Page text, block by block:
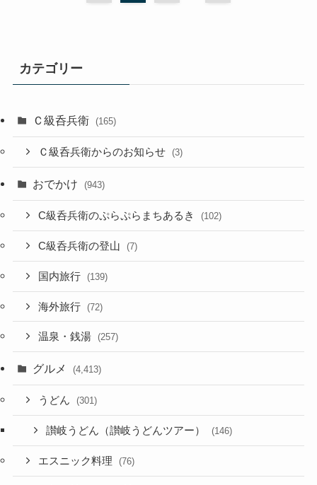
カテゴリー
Ｃ級呑兵衛 (165)
Ｃ級呑兵衛からのお知らせ (3)
おでかけ (943)
C級呑兵衛のぷらぷらまちあるき (102)
C級呑兵衛の登山 (7)
国内旅行 (139)
海外旅行 (72)
温泉・銭湯 (257)
グルメ (4,413)
うどん (301)
讃岐うどん（讃岐うどんツアー） (146)
エスニック料理 (76)